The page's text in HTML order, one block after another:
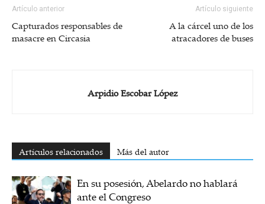
Artículo anterior
Capturados responsables de
masacre en Circasia
Artículo siguiente
A la cárcel uno de los
atracadores de buses
Arpidio Escobar López
Artículos relacionados Más del autor
En su posesión, Abelardo no hablará
ante el Congreso